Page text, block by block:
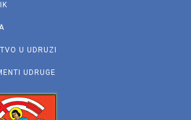
U UDRUZI
UDRUGE